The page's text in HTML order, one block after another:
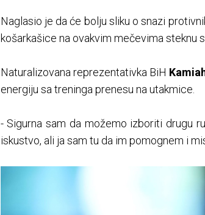
Naglasio je da će bolju sliku o snazi
košarkašice na ovakvim mečevima steknu
Naturalizovana reprezentativka BiH
energiju sa treninga prenesu na utakmice.
- Sigurna sam da možemo izboriti drugu
iskustvo, ali ja sam tu da im pomognem i